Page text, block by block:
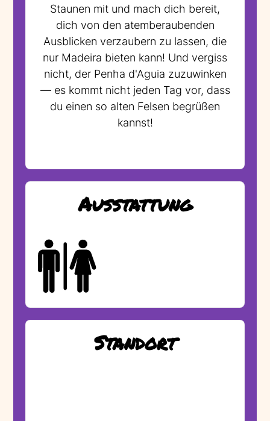
Staunen mit und mach dich bereit,
dich von den atemberaubenden
Ausblicken verzaubern zu lassen, die
nur Madeira bieten kann! Und vergiss
nicht, der Penha d'Aguia zuzuwinken
— es kommt nicht jeden Tag vor, dass
du einen so alten Felsen begrüßen
kannst!
Ausstattung
Standort